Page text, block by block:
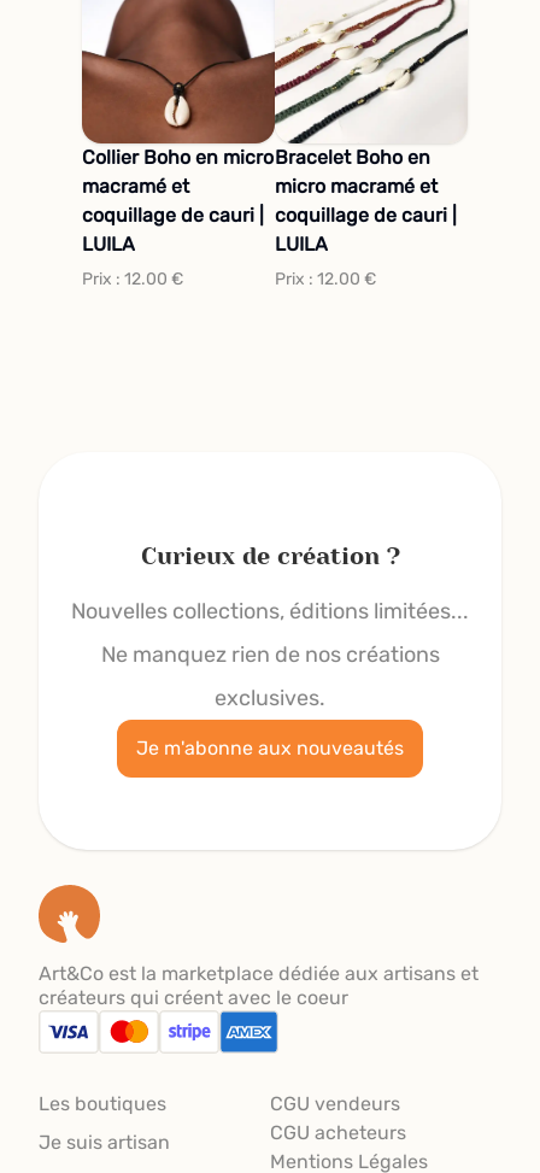
Collier Boho en micro
macramé et
coquillage de cauri |
LUILA
Prix : 12.00 €
Bracelet Boho en
micro macramé et
coquillage de cauri |
LUILA
Prix : 12.00 €
Curieux de création ?
Nouvelles collections, éditions limitées...
Ne manquez rien de nos créations
exclusives.
Je m'abonne aux nouveautés
Art&Co est la marketplace dédiée aux artisans et
créateurs qui créent avec le coeur
Les boutiques
Je suis artisan
CGU vendeurs
CGU acheteurs
Mentions Légales